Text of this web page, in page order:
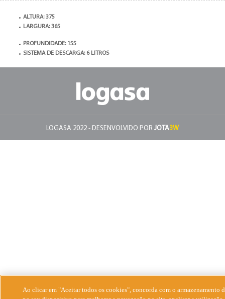
ALTURA: 375
LARGURA: 365
PROFUNDIDADE: 155
SISTEMA DE DESCARGA: 6 LITROS
LOGASA 2022 - DESENVOLVIDO POR JOTA3W
Ao clicar em "Aceitar todos os cookies", concorda com o armazenamento